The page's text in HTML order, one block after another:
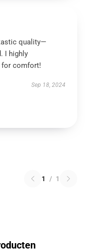
quality—
I highly
for comfort!
Sep 18, 2024
1 / 1